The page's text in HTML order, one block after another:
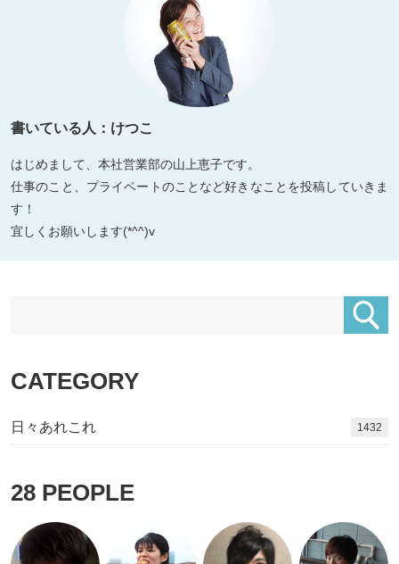
書いている人：けつこ
はじめまして、本社営業部の山上恵子です。
仕事のこと、プライベートのことなど好きなことを投稿していきま
す！
宜しくお願いします(*^^)v
CATEGORY
日々あれこれ 1569
28 PEOPLE